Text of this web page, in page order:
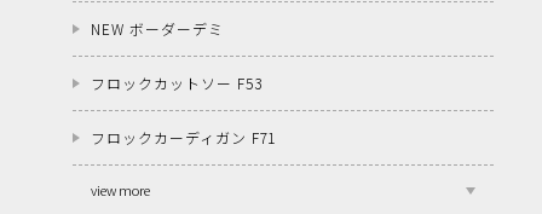
NEW ボーダーデミ
フロックカットソー F53
フロックカーディガン F71
view more